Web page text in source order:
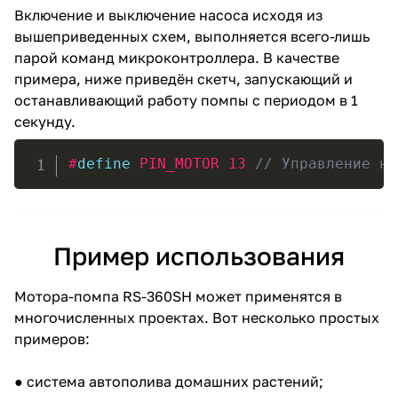
Включение и выключение насоса исходя из
вышеприведенных схем, выполняется всего-лишь
парой команд микроконтроллера. В качестве
примера, ниже приведён скетч, запускающий и
останавливающий работу помпы с периодом в 1
секунду.
#define PIN_MOTOR 13 // Управление
Пример использования
Мотора-помпа RS-360SH может применятся в
многочисленных проектах. Вот несколько простых
примеров:
● система автополива домашних растений;